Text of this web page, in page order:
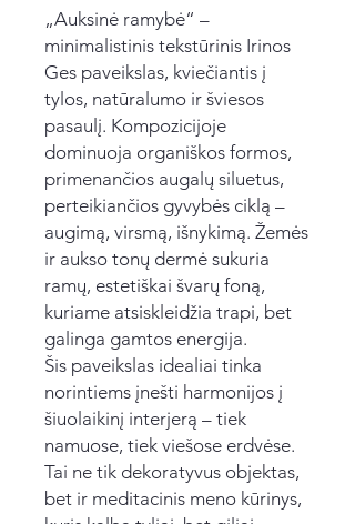
„Auksinė ramybė“ –
minimalistinis tekstūrinis Irinos
Ges paveikslas, kviečiantis į
tylos, natūralumo ir šviesos
pasaulį. Kompozicijoje
dominuoja organiškos formos,
primenančios augalų siluetus,
perteikiančios gyvybės ciklą –
augimą, virsmą, išnykimą. Žemės
ir aukso tonų dermė sukuria
ramų, estetiškai švarų foną,
kuriame atsiskleidžia trapi, bet
galinga gamtos energija.
Šis paveikslas idealiai tinka
norintiems įnešti harmonijos į
šiuolaikinį interjerą – tiek
namuose, tiek viešose erdvėse.
Tai ne tik dekoratyvus objektas,
bet ir meditacinis meno kūrinys,